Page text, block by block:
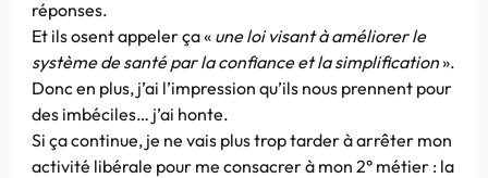
réponses.
Et ils osent appeler ça « une loi visant à améliorer le
système de santé par la confiance et la simplification».
Donc en plus, j’ai l’impression qu’ils nous prennent pour
des imbéciles… j’ai honte.
Si ça continue, je ne vais plus trop tarder à arrêter mon
activité libérale pour me consacrer à mon 2° métier : la